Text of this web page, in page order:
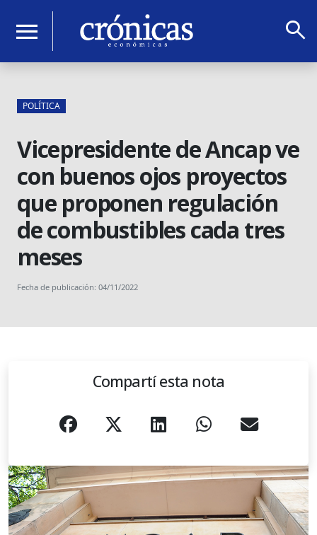
menu search
POLÍTICA
Vicepresidente de Ancap ve
con buenos ojos proyectos
que proponen regulación
de combustibles cada tres
meses
Fecha de publicación: 04/11/2022
Compartí esta nota